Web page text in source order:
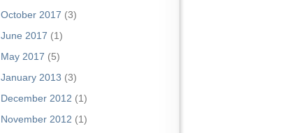
October 2017 (3)
June 2017 (1)
May 2017 (5)
January 2013 (3)
December 2012 (1)
November 2012 (1)